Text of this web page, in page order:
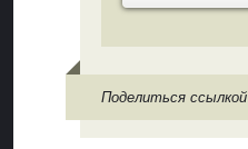
Поделиться ссылкой